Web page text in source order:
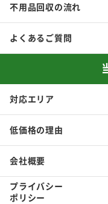
不用品回収の流れ
よくあるご質問
対応エリア
低価格の理由
会社概要
プライバシー
ポリシー